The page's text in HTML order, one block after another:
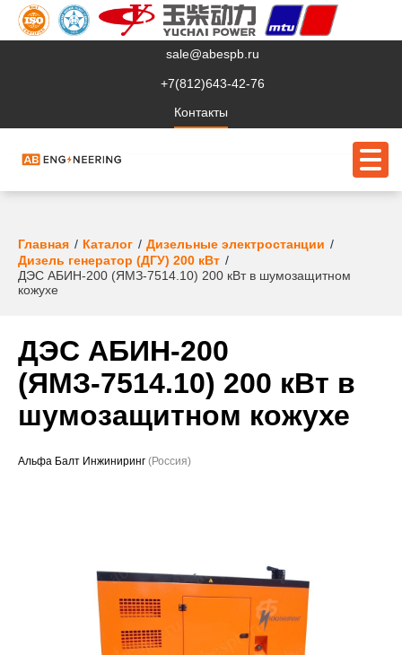
sale@abespb.ru
+7(812)643-42-76
Контакты
О компании
Клиентам
Сервис
Судовое ЭО
Проекты
Главная Каталог
Дизельные электростанции
Дизель генератор (ДГУ) 200 кВт
ДЭС АБИН-200 (ЯМЗ-7514.10) 200 кВт в шумозащитном
кожухе
ДЭС АБИН-200
(ЯМЗ-7514.10) 200 кВт в
шумозащитном кожухе
Альфа Балт Инжиниринг (Россия)